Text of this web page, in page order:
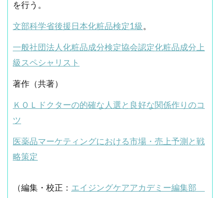
を行う。
文部科学省後援日本化粧品検定1級 。
一般社団法人化粧品成分検定協会認定化粧品成分上
級スペシャリスト
著作（共著）
ＫＯＬドクターの的確な人選と良好な関係作りのコ
ツ
医薬品マーケティングにおける市場・売上予測と戦
略策定
（編集・校正： エイジングケアアカデミー編集部